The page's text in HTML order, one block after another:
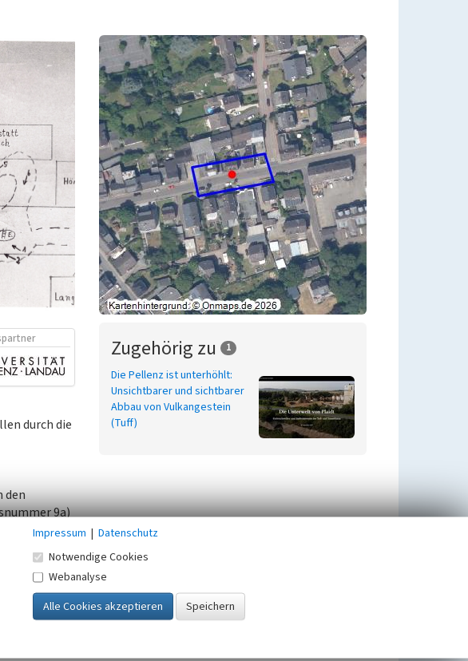
durch die
den
9a)
der Straße
hohe
hatte eine
älteren
konnte
dass
Zugehörig zu 1
Die Pellenz ist unterhöhlt:
Unsichtbarer und sichtbarer
Abbau von Vulkangestein
(Tuff)
Impressum | Datenschutz
Notwendige Cookies
Webanalyse